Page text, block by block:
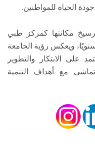
الحياة للمواطنين.
مكانتها كمركز طبي
ويعكس رؤية الجامعة
على الابتكار والتطوير
مع أهداف التنمية